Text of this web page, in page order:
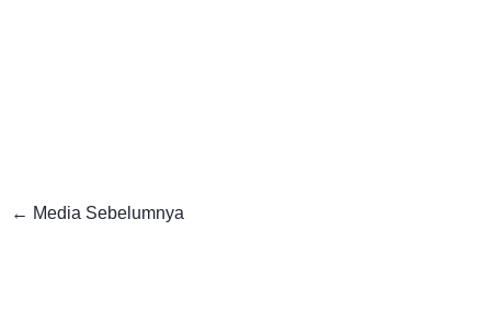
← Media Sebelumnya